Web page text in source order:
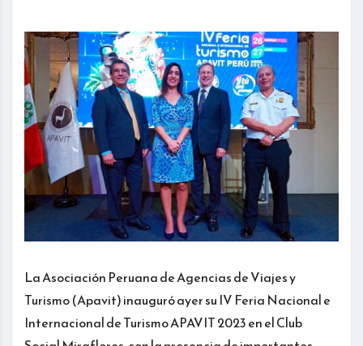
La Asociación Peruana de Agencias de Viajes y
Turismo (Apavit) inauguró ayer su IV Feria Nacional e
Internacional de Turismo APAVIT 2023 en el Club